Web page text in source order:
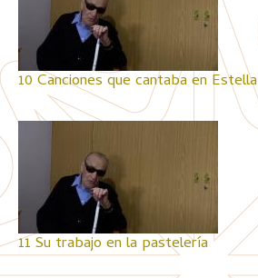
10 Canciones que cantaba en Estella
11 Su trabajo en la pastelería